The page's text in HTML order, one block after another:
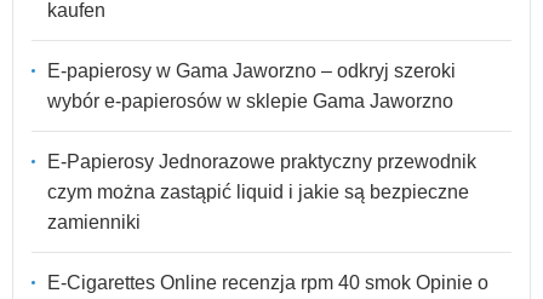
kaufen
E-papierosy w Gama Jaworzno – odkryj szeroki
wybór e-papierosów w sklepie Gama Jaworzno
E-Papierosy Jednorazowe praktyczny przewodnik
czym można zastąpić liquid i jakie są bezpieczne
zamienniki
E-Cigarettes Online recenzja rpm 40 smok Opinie o